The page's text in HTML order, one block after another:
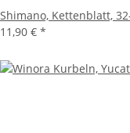
Shimano, Kettenblatt,
11,90 € *